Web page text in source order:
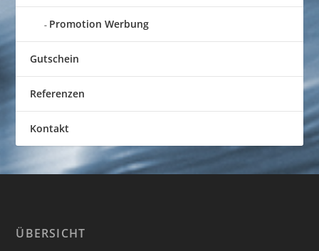
Promotion Werbung
Gutschein
Referenzen
Kontakt
ÜBERSICHT